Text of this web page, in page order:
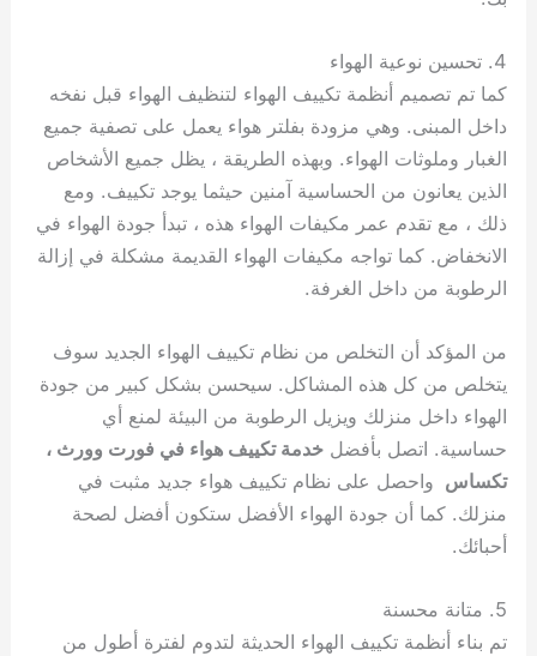
4. تحسين نوعية الهواء
كما تم تصميم أنظمة تكييف الهواء لتنظيف الهواء قبل نفخه
داخل المبنى. وهي مزودة بفلتر هواء يعمل على تصفية جميع
الغبار وملوثات الهواء. وبهذه الطريقة ، يظل جميع الأشخاص
الذين يعانون من الحساسية آمنين حيثما يوجد تكييف. ومع
ذلك ، مع تقدم عمر مكيفات الهواء هذه ، تبدأ جودة الهواء في
الانخفاض. كما تواجه مكيفات الهواء القديمة مشكلة في إزالة
الرطوبة من داخل الغرفة.
من المؤكد أن التخلص من نظام تكييف الهواء الجديد سوف
يتخلص من كل هذه المشاكل. سيحسن بشكل كبير من جودة
الهواء داخل منزلك ويزيل الرطوبة من البيئة لمنع أي
حساسية. اتصل بأفضلخدمة تكييف هواء في فورت وورث ،
تكساس واحصل على نظام تكييف هواء جديد مثبت في
منزلك. كما أن جودة الهواء الأفضل ستكون أفضل لصحة
أحبائك.
5. متانة محسنة
تم بناء أنظمة تكييف الهواء الحديثة لتدوم لفترة أطول من